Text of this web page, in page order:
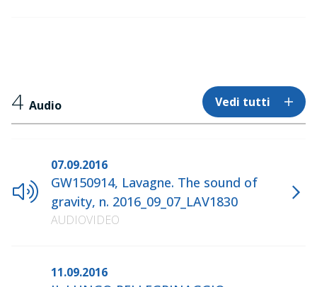
4 Audio Vedi tutti
07.09.2016
GW150914, Lavagne. The sound of
gravity, n. 2016_09_07_LAV1830
AUDIOVIDEO
11.09.2016